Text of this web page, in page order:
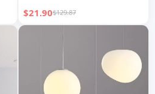
$21.90$129.87